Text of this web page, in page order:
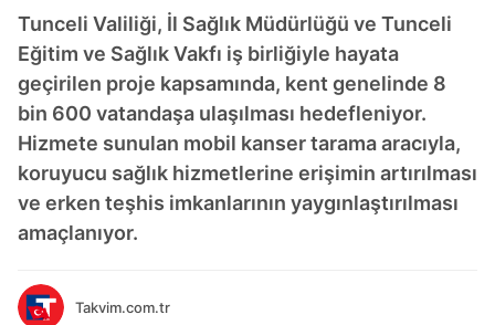
Tunceli Valiliği, İl Sağlık Müdürlüğü ve Tunceli
Eğitim ve Sağlık Vakfı iş birliğiyle hayata
geçirilen proje kapsamında, kent genelinde 8
bin 600 vatandaşa ulaşılması hedefleniyor.
Hizmete sunulan mobil kanser tarama aracıyla,
koruyucu sağlık hizmetlerine erişimin artırılması
ve erken teşhis imkanlarının yaygınlaştırılması
amaçlanıyor.
Takvim.com.tr